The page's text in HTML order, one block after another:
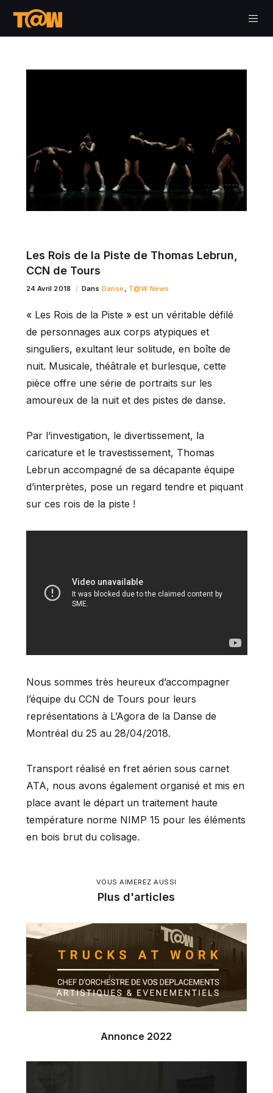
Les Rois de la Piste de Thomas Lebrun,
CCN de Tours
24 Avril 2018 Dans Danse, T@W News
« Les Rois de la Piste » est un véritable défilé
de personnages aux corps atypiques et
singuliers, exultant leur solitude, en boîte de
nuit. Musicale, théâtrale et burlesque, cette
pièce offre une série de portraits sur les
amoureux de la nuit et des pistes de danse.
Par l’investigation, le divertissement, la
caricature et le travestissement, Thomas
Lebrun accompagné de sa décapante équipe
d’interprètes, pose un regard tendre et piquant
sur ces rois de la piste !
Nous sommes très heureux d’accompagner
l’équipe du CCN de Tours pour leurs
représentations à L’Agora de la Danse de
Montréal du 25 au 28/04/2018.
Transport réalisé en fret aérien sous carnet
ATA, nous avons également organisé et mis en
place avant le départ un traitement haute
température norme NIMP 15 pour les éléments
en bois brut du colisage.
VOUS AIMEREZ AUSSI
Plus d'articles
Annonce 2022